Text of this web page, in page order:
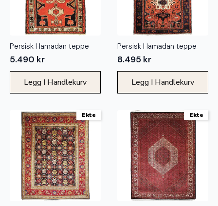
Persisk Hamadan teppe
5.490 kr
Legg I Handlekurv
Persisk Hamadan teppe
8.495 kr
Legg I Handlekurv
Ekte Ekte